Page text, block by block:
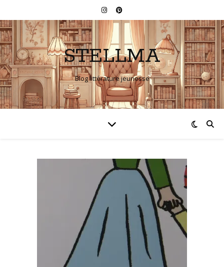
STELLMA
Blog littérature jeunesse